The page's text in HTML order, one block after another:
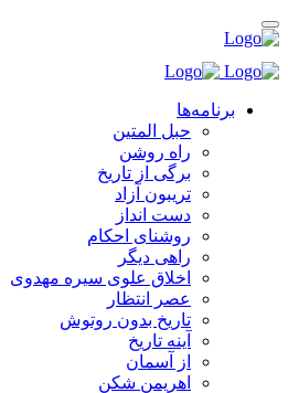
برنامه‌ها
حبل المتین
راه روشن
برگی از تاریخ
تریبون آزاد
دست انداز
روشنای احکام
راهی دیگر
اخلاق علوی سیره مهدوی
عصر انتظار
تاریخ بدون روتوش
آینه تاریخ
از آسمان
اهریمن شکن